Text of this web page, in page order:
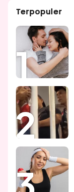
Terpopuler